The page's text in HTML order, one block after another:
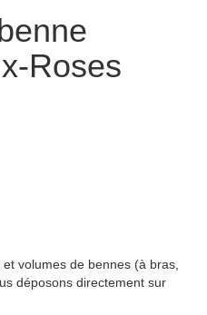
Roses
volumes de bennes (à bras,
déposons directement sur